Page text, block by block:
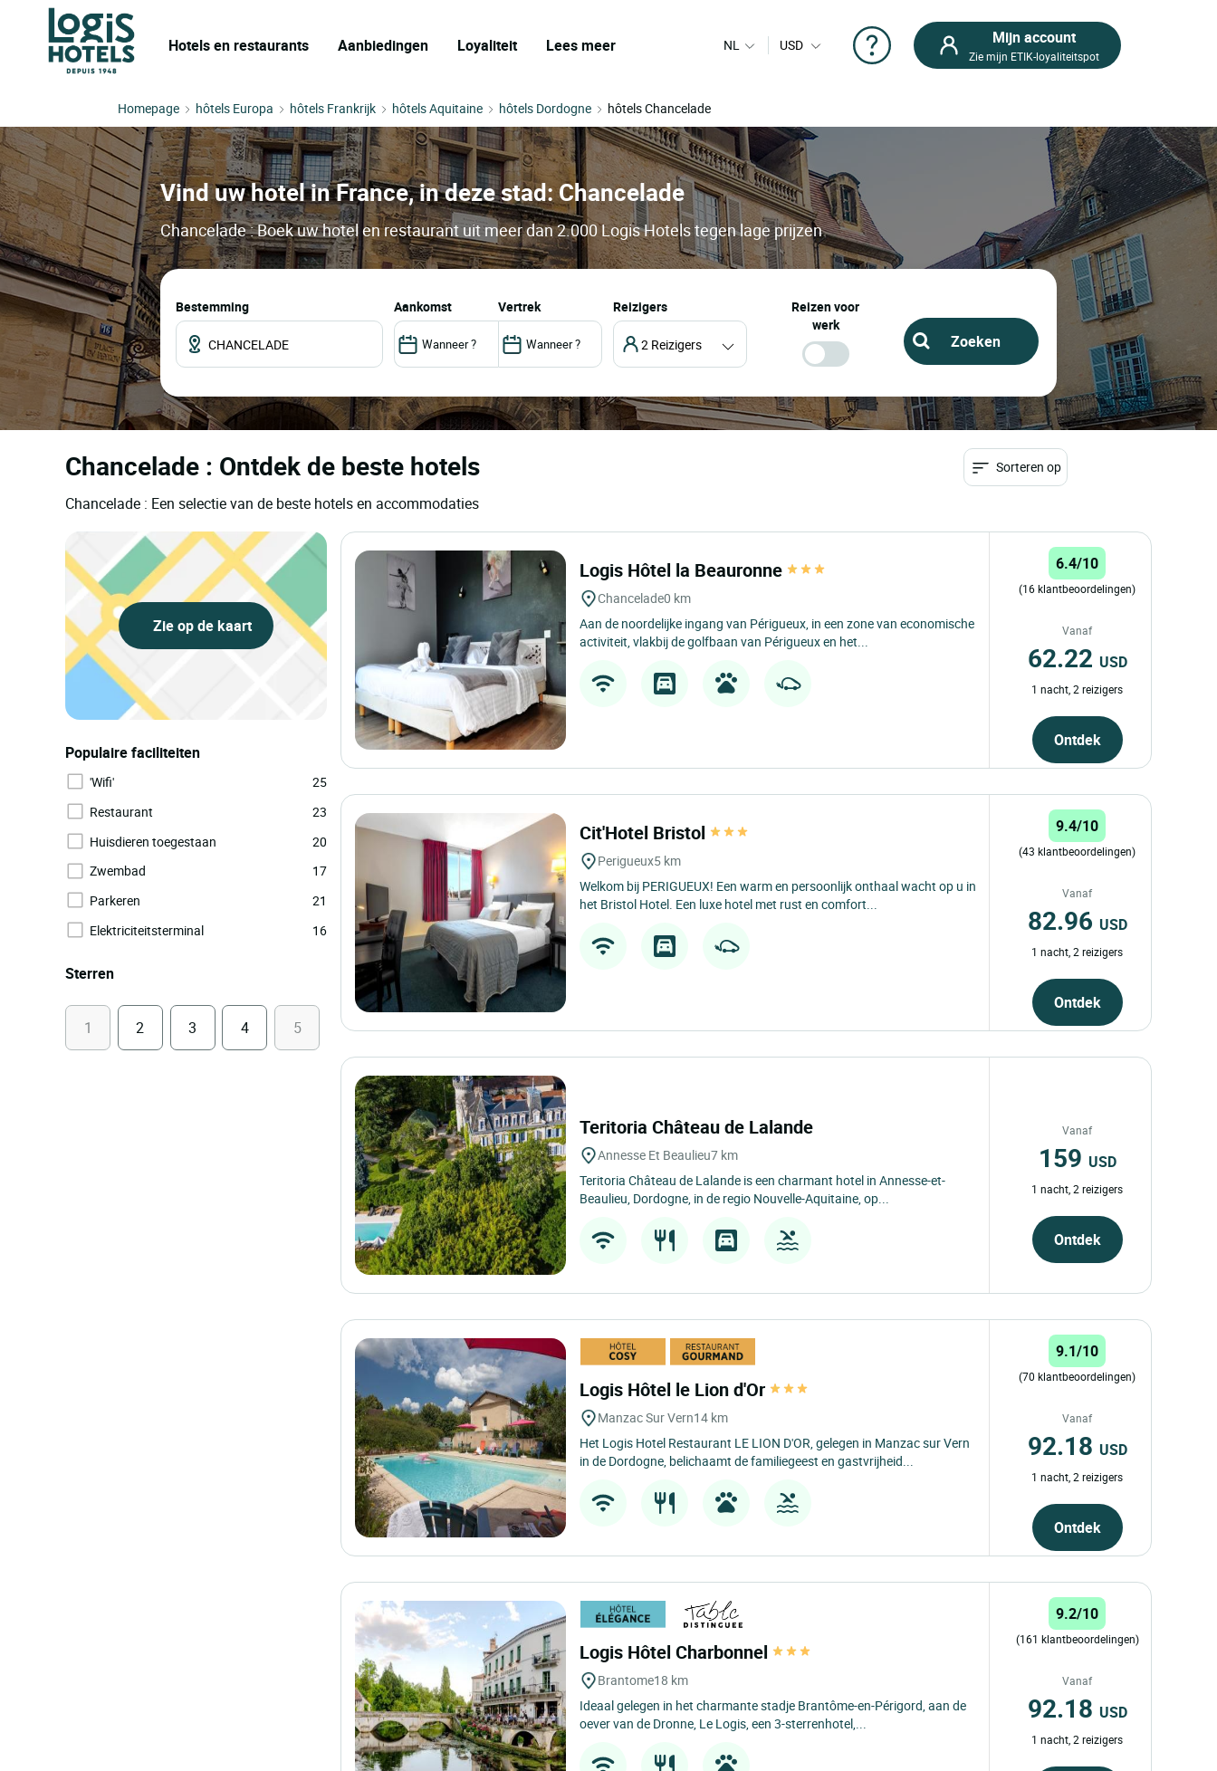
Hotels en restaurants Aanbiedingen Loyaliteit Lees meer NL USD Mijn account
Zie mijn ETIK-loyaliteitspot
Homepage hôtels Europa hôtels Frankrijk hôtels Aquitaine hôtels Dordogne hôtels Chancelade
Vind uw hotel in France, in deze stad: Chancelade
Chancelade : Boek uw hotel en restaurant uit meer dan 2.000 Logis Hotels tegen lage prijzen
Bestemming aankomst vertrek Reizigers
2 Reizigers
Reizen voor
werk
Chancelade : Ontdek de beste hotels
Chancelade : Een selectie van de beste hotels en accommodaties
Sorteren op
Zie op de kaart
Populaire faciliteiten
'Wifi'
25
Restaurant
23
Huisdieren toegestaan
20
Zwembad
17
Parkeren
21
Elektriciteitsterminal
16
Sterren
1 2 3 4 5
Logis Hôtel la Beauronne
Chancelade0 km
Aan de noordelijke ingang van Périgueux, in een zone van economische
activiteit, vlakbij de golfbaan van Périgueux en het...
6.4/10
(16 klantbeoordelingen)
Vanaf
62.22 USD
1 nacht, 2 reizigers
Ontdek
Cit'Hotel Bristol
Perigueux5 km
Welkom bij PERIGUEUX! Een warm en persoonlijk onthaal wacht op u in
het Bristol Hotel. Een luxe hotel met rust en comfort...
9.4/10
(43 klantbeoordelingen)
Vanaf
82.96 USD
1 nacht, 2 reizigers
Ontdek
Teritoria Château de Lalande
Annesse Et Beaulieu7 km
Teritoria Château de Lalande is een charmant hotel in Annesse-et-
Beaulieu, Dordogne, in de regio Nouvelle-Aquitaine, op...
Vanaf
159 USD
1 nacht, 2 reizigers
Ontdek
Logis Hôtel le Lion d'Or
Manzac Sur Vern14 km
Het Logis Hotel Restaurant LE LION D'OR, gelegen in Manzac sur Vern
in de Dordogne, belichaamt de familiegeest en gastvrijheid...
9.1/10
(70 klantbeoordelingen)
Vanaf
92.18 USD
1 nacht, 2 reizigers
Ontdek
Logis Hôtel Charbonnel
Brantome18 km
Ideaal gelegen in het charmante stadje Brantôme-en-Périgord, aan de
oever van de Dronne, Le Logis, een 3-sterrenhotel,...
9.2/10
(161 klantbeoordelingen)
Vanaf
92.18 USD
1 nacht, 2 reizigers